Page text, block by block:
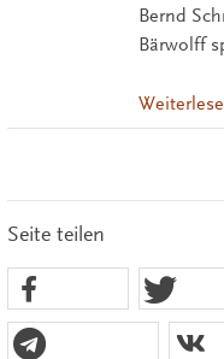
Bernd
Bärwolff
Seite teilen